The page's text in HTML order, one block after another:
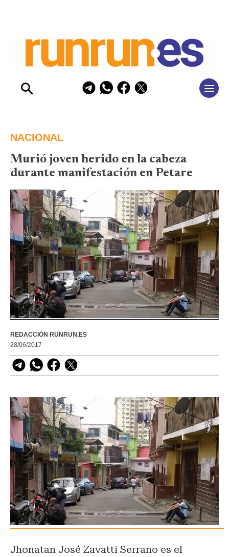
NACIONAL
Murió joven herido en la cabeza
durante manifestación en Petare
REDACCIÓN RUNRUN.ES
28/06/2017
Jhonatan José Zavatti Serrano es el